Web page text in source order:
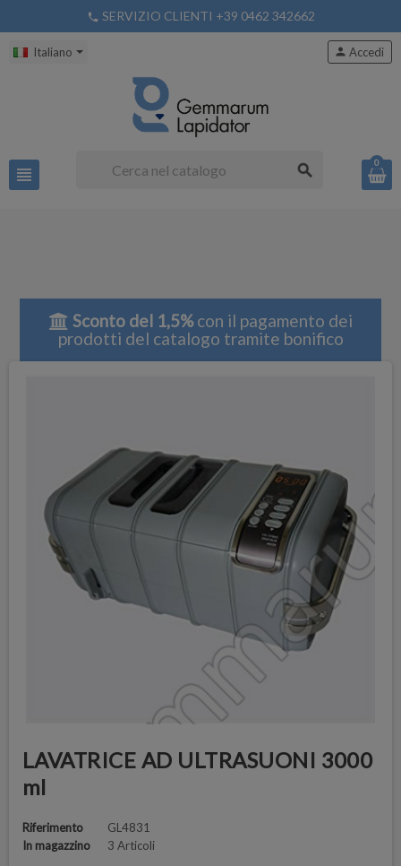
phone SERVIZIO CLIENTI +39 0462 342662
Italiano
view_headline search
person Accedi
0
Sconto del 1,5%con il pagamento dei
prodotti del catalogo tramite bonifico
LAVATRICE AD ULTRASUONI 3000
ml
Riferimento
GL4831
In magazzino
3 Articoli